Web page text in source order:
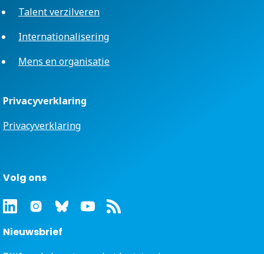
Talent verzilveren
Internationalisering
Mens en organisatie
Privacyverklaring
Privacyverklaring
Volg ons
Nieuwsbrief